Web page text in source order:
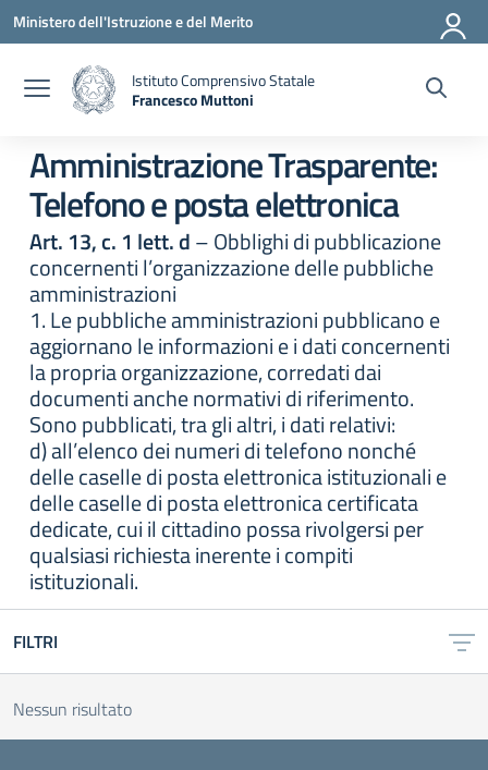
Vai ai contenuti
Vai al menu di navigazione
Vai al footer
Ministero dell'Istruzione e del Merito
Istituto Comprensivo Statale
Francesco Muttoni
Amministrazione Trasparente:
Telefono e posta elettronica
Art. 13, c. 1 lett. d– Obblighi di pubblicazione
concernenti l’organizzazione delle pubbliche
amministrazioni
1. Le pubbliche amministrazioni pubblicano e
aggiornano le informazioni e i dati concernenti
la propria organizzazione, corredati dai
documenti anche normativi di riferimento.
Sono pubblicati, tra gli altri, i dati relativi:
d) all’elenco dei numeri di telefono nonché
delle caselle di posta elettronica istituzionali e
delle caselle di posta elettronica certificata
dedicate, cui il cittadino possa rivolgersi per
qualsiasi richiesta inerente i compiti
istituzionali.
FILTRI
Nessun risultato